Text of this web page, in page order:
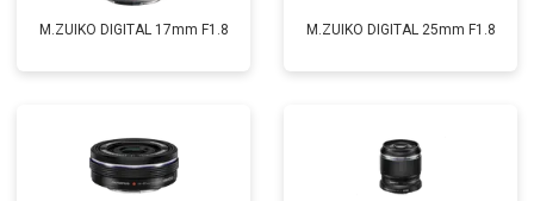
M.ZUIKO DIGITAL 17mm F1.8 M.ZUIKO DIGITAL 25mm F1.8